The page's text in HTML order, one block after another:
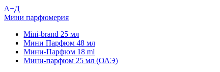
А+Д
Мини парфюмерия
Mini-brand 25 мл
Мини Парфюм 48 мл
Мини-Парфюм 18 ml
Мини-парфюм 25 мл (ОАЭ)